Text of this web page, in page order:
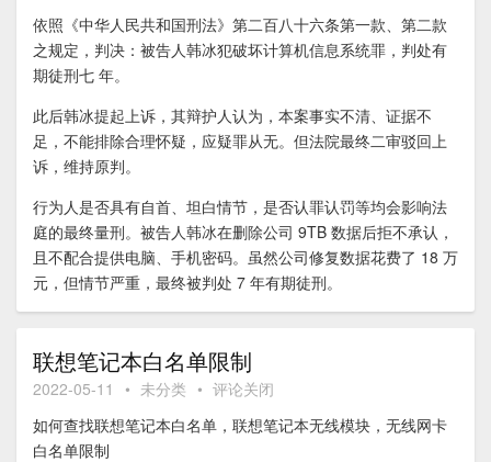
依照《中华人民共和国刑法》第二百八十六条第一款、第二款
之规定，判决：被告人韩冰犯破坏计算机信息系统罪，判处有
期徒刑七 年。
此后韩冰提起上诉，其辩护人认为，本案事实不清、证据不
足，不能排除合理怀疑，应疑罪从无。但法院最终二审驳回上
诉，维持原判。
行为人是否具有自首、坦白情节，是否认罪认罚等均会影响法
庭的最终量刑。被告人韩冰在删除公司 9TB 数据后拒不承认，
且不配合提供电脑、手机密码。虽然公司修复数据花费了 18 万
元，但情节严重，最终被判处 7 年有期徒刑。
联想笔记本白名单限制
2022-05-11 • 未分类 • 评论关闭
如何查找联想笔记本白名单，联想笔记本无线模块，无线网卡
白名单限制